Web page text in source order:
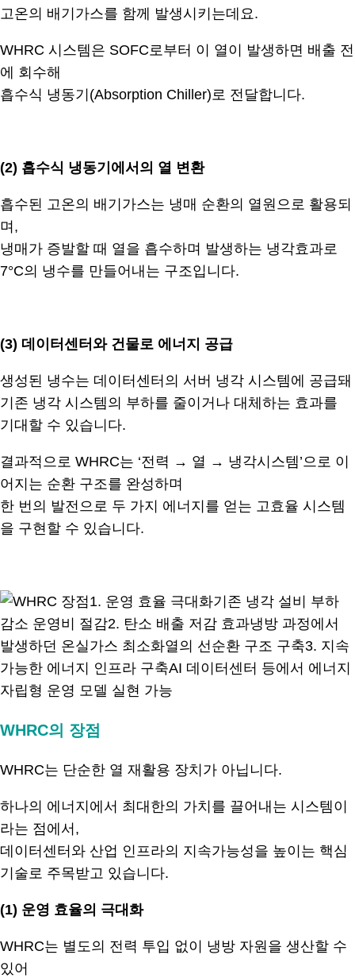
고온의 배기가스를 함께 발생시키는데요.
WHRC 시스템은 SOFC로부터 이 열이 발생하면 배출 전
에 회수해
흡수식 냉동기(Absorption Chiller)로 전달합니다.
(2) 흡수식 냉동기에서의 열 변환
흡수된 고온의 배기가스는 냉매 순환의 열원으로 활용되
며,
냉매가 증발할 때 열을 흡수하며 발생하는 냉각효과로
7°C의 냉수를 만들어내는 구조입니다.
(3) 데이터센터와 건물로 에너지 공급
생성된 냉수는 데이터센터의 서버 냉각 시스템에 공급돼
기존 냉각 시스템의 부하를 줄이거나 대체하는 효과를
기대할 수 있습니다.
결과적으로 WHRC는 ‘전력 → 열 → 냉각시스템’으로 이
어지는 순환 구조를 완성하며
한 번의 발전으로 두 가지 에너지를 얻는 고효율 시스템
을 구현할 수 있습니다.
WHRC의 장점
WHRC는 단순한 열 재활용 장치가 아닙니다.
하나의 에너지에서 최대한의 가치를 끌어내는 시스템이
라는 점에서,
데이터센터와 산업 인프라의 지속가능성을 높이는 핵심
기술로 주목받고 있습니다.
(1) 운영 효율의 극대화
WHRC는 별도의 전력 투입 없이 냉방 자원을 생산할 수
있어